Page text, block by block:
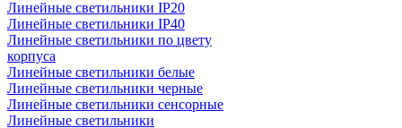
Линейные светильники IP20
Линейные светильники IP40
Линейные светильники по цвету
корпуса
Линейные светильники белые
Линейные светильники черные
Линейные светильники сенсорные
Линейные светильники